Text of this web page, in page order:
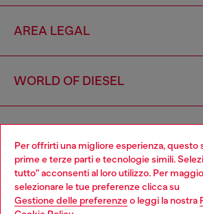
Per offrirti una migliore esperienza, questo
prime e terze parti e tecnologie simili.
tutto" acconsenti al loro utilizzo. Per
selezionare le tue preferenze clicca su
Gestione delle preferenzeo leggi la nostra
AREA LEGAL
WORLD OF DIESEL
Choose your location
You are currently browsing Italia website,